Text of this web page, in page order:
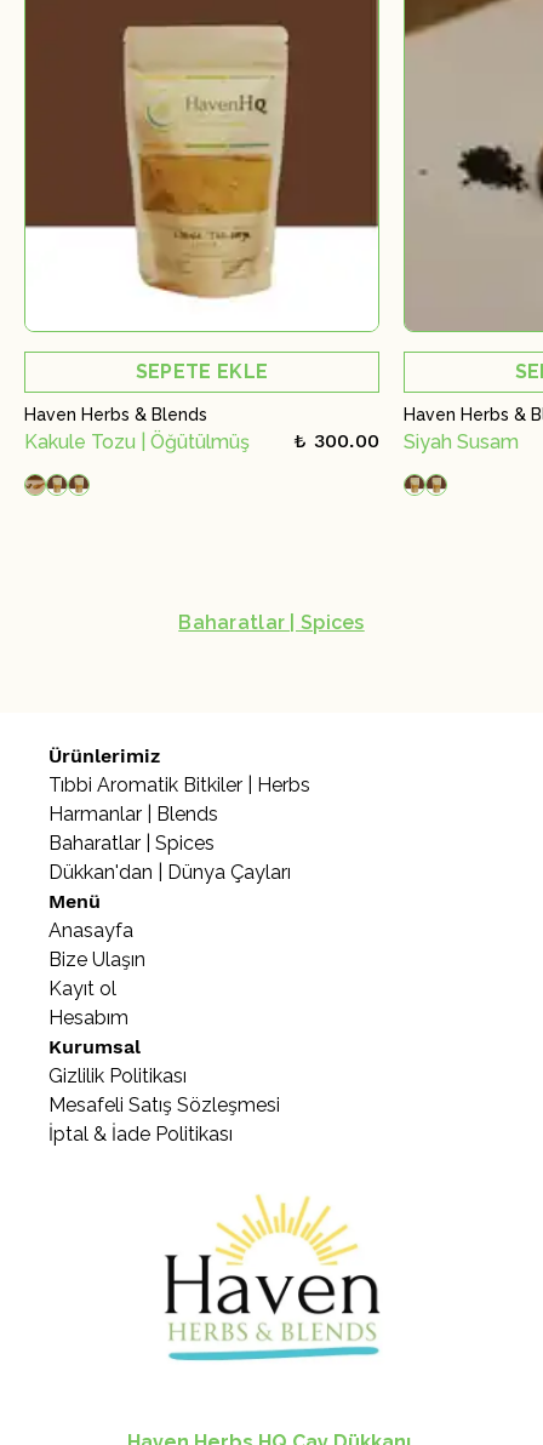
SEPETE EKLE
Haven Herbs & Blends
Kakule Tozu | Öğütülmüş ₺ 300.00
Haven Herbs &
Siyah Susam
Baharatlar | Spices
Ürünlerimiz
Tıbbi Aromatik Bitkiler | Herbs
Harmanlar | Blends
Baharatlar | Spices
Dükkan'dan | Dünya Çayları
Menü
Anasayfa
Bize Ulaşın
Kayıt ol
Hesabım
Kurumsal
Gizlilik Politikası
Mesafeli Satış Sözleşmesi
İptal & İade Politikası